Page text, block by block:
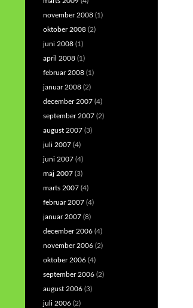
november 2008 (1)
oktober 2008 (2)
juni 2008 (1)
april 2008 (1)
februar 2008 (1)
januar 2008 (2)
december 2007 (4)
september 2007 (2)
august 2007 (3)
juli 2007 (4)
juni 2007 (4)
maj 2007 (3)
marts 2007 (4)
februar 2007 (4)
januar 2007 (8)
december 2006 (4)
november 2006 (2)
oktober 2006 (4)
september 2006 (2)
august 2006 (3)
juli 2006 (2)